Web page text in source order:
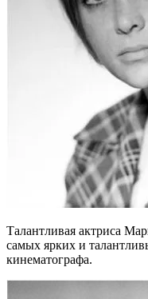
Талантливая актриса
самых ярких и
кинематографа.